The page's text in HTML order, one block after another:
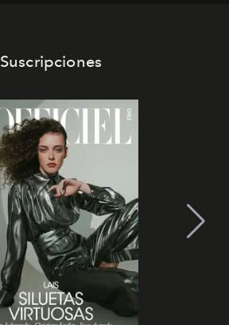
Suscripciones